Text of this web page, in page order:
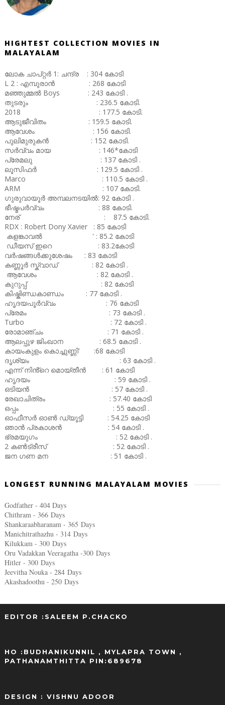
HIGHTEST COLLECTION MOVIES IN
MALAYALAM
ലോക ചാപ്റ്റർ 1: ചന്ദ്ര : 304 കോടി
L 2 : എമ്പുരാൻ : 268 കോടി
മഞ്ഞുമ്മൽ Boys : 243 കോടി .
തുടരും : 236.5 കോടി.
2018 : 177.5 കോടി.
ആടുജീവിതം : 159.5 കോടി.
ആവേശം : 156 കോടി.
പുലിമുരുകൻ : 152 കോടി.
സർവ്വം മായ : 146*കോടി
പ്രേമലു : 137 കോടി .
ലൂസിഫർ : 129.5 കോടി .
Marco : 110.5 കോടി .
ARM : 107 കോടി.
ഗുരുവായൂർ അമ്പലനടയിൽ: 92 കോടി .
ഭീഷ്മപർവ്വം : 88 കോടി.
നേര് : 87.5 കോടി.
RDX : Robert Dony Xavier : 85 കോടി
കളങ്കാവൽ ' : 85.2 കോടി
ഡീയസ് ഇറെ : 83.2കോടി
വർഷങ്ങൾക്കുശേഷം : 83 കോടി
കണ്ണൂർ സ്ക്വാഡ് : 82 കോടി .
ആവേശം : 82 കോടി .
കുറുപ്പ് : 82 കോടി
കിഷ്കിണ്ഡകാണ്ഡം : 77 കോടി .
ഹൃദയപൂർവ്വം : 76 കോടി
പ്രേമം : 73 കോടി .
Turbo : 72 കോടി .
രോമാഞ്ചം : 71 കോടി .
ആലപ്പുഴ ജിംഖാന : 68.5 കോടി .
കായംകുളം കൊച്ചുണ്ണി' :68 കോടി
ദൃശ്യം : 63 കോടി .
എന്ന് നിൻ്റെ മൊയ്തീൻ : 61 കോടി
ഹൃദയം : 59 കോടി .
ഒടിയൻ : 57 കോടി .
രേഖാചിത്രം : 57.40 കോടി
ഒപ്പം : 55 കോടി .
ഓഫീസർ ഓൺ ഡ്യൂട്ടി : 54.25 കോടി
ഞാൻ പ്രകാശൻ : 54 കോടി .
ഭ്രമയുഗം : 52 കോടി .
2 കൺട്രീസ് : 52 കോടി .
ജന ഗണ മന : 51 കോടി .
LONGEST RUNNING MALAYALAM MOVIES
Godfather - 404 Days
Chithram - 366 Days
Shankaraabharanam - 365 Days
Manichitrathazhu - 314 Days
Kilukkam - 300 Days
Oru Vadakkan Veeragatha -300 Days
Hitler - 300 Days
Jeevitha Nouka - 284 Days
Akashadoothu - 250 Days
EDITOR :SALEEM P.CHACKO
HO :BUDHANIKUNNIL , MYLAPRA TOWN ,
PATHANAMTHITTA PIN:689678
DESIGN : VISHNU ADOOR